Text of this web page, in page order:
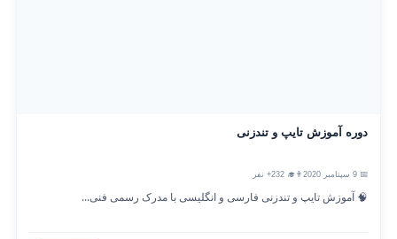
دوره آموزش تایپ و تندزنی
👨‍🎓 232+ نفر
🧠 آموزش تایپ و تندزنی فارسی و انگلیسی با مدرک رسمی فنی...